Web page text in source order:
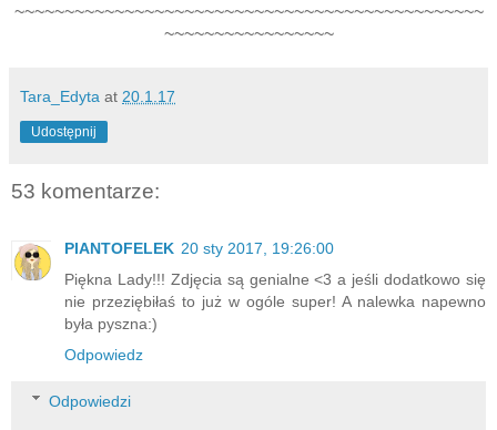
~~~~~~~~~~~~~~~~~~~~~~~~~~~~~~~~~~~~~~~~~~~~~~~
~~~~~~~~~~~~~~~~~
Tara_Edyta at 20.1.17
Udostępnij
53 komentarze:
PlANTOFELEK 20 sty 2017, 19:26:00
Piękna Lady!!! Zdjęcia są genialne <3 a jeśli dodatkowo się
nie przeziębiłaś to już w ogóle super! A nalewka napewno
była pyszna:)
Odpowiedz
Odpowiedzi